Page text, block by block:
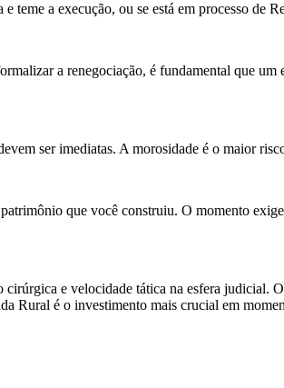
teme a execução, ou se está em processo de
a renegociação, é fundamental que
ser imediatas. A morosidade é o maior
que você construiu. O momento
e velocidade tática na esfera
Rural é o investimento mais crucial em